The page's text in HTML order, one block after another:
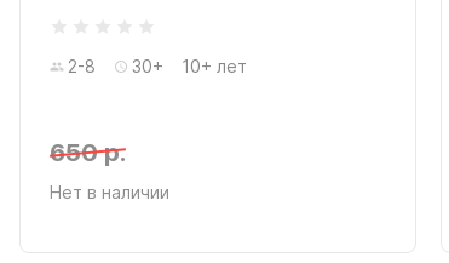
2-8 30+ 10+ лет
650 р.
Нет в наличии